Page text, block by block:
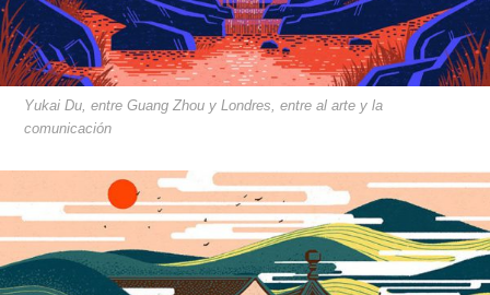
Yukai Du, entre Guang Zhou y Londres, entre al arte y la
comunicación